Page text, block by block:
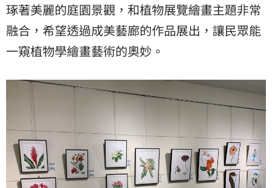
琢著美麗的庭園景觀，和植物展覽繪畫主題非常
融合，希望透過成美藝廊的作品展出，讓民眾能
一窺植物學繪畫藝術的奧妙。